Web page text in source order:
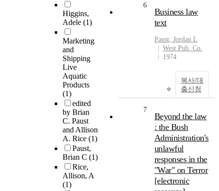
Higgins,
Adele (1)
Marketing
and
Shipping
Live
Aquatic
Products
(1)
edited
by Brian
C. Paust
and Allison
A. Rice (1)
Paust,
Brian C (1)
Rice,
Allison, A
(1)
6
Business law
text
Paust, Jordan L
West Pub. Co.
1974
복사/대
출신청
7
Beyond the law
: the Bush
Administration's
unlawful
responses in the
"War" on Terror
[electronic